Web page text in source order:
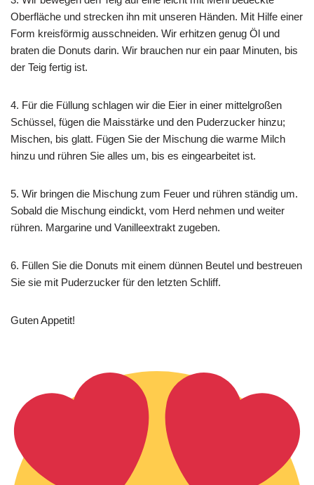
Oberfläche und strecken ihn mit unseren Händen. Mit Hilfe einer
Form kreisförmig ausschneiden. Wir erhitzen genug Öl und
braten die Donuts darin. Wir brauchen nur ein paar Minuten, bis
der Teig fertig ist.
4. Für die Füllung schlagen wir die Eier in einer mittelgroßen
Schüssel, fügen die Maisstärke und den Puderzucker hinzu;
Mischen, bis glatt. Fügen Sie der Mischung die warme Milch
hinzu und rühren Sie alles um, bis es eingearbeitet ist.
5. Wir bringen die Mischung zum Feuer und rühren ständig um.
Sobald die Mischung eindickt, vom Herd nehmen und weiter
rühren. Margarine und Vanilleextrakt zugeben.
6. Füllen Sie die Donuts mit einem dünnen Beutel und bestreuen
Sie sie mit Puderzucker für den letzten Schliff.
Guten Appetit!